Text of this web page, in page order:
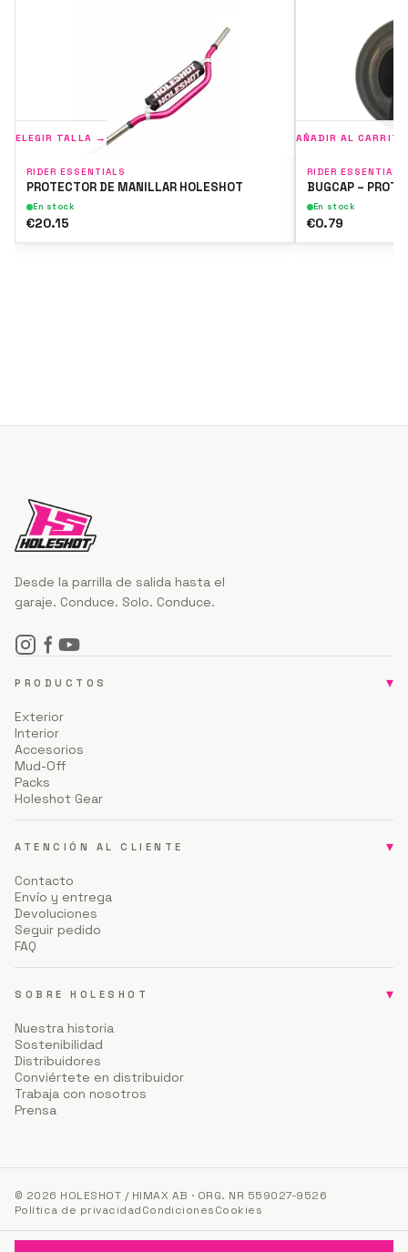
ELEGIR TALLA →
RIDER ESSENTIALS
PROTECTOR DE MANILLAR HOLESHOT
En stock
€20.15
AÑADIR AL CARRITO
RIDER ESSENTIALS
BUGCAP –
En stock
€0.79
Desde la parrilla de salida hasta el
garaje. Conduce. Solo. Conduce.
PRODUCTOS ▾
Exterior
Interior
Accesorios
Mud-Off
Packs
Holeshot Gear
ATENCIÓN AL CLIENTE ▾
Contacto
Envío y entrega
Devoluciones
Seguir pedido
FAQ
SOBRE HOLESHOT ▾
Nuestra historia
Sostenibilidad
Distribuidores
Conviértete en distribuidor
Trabaja con nosotros
Prensa
© 2026 HOLESHOT / HIMAX AB · ORG. NR 559027-9526
Política de privacidadCondicionesCookies